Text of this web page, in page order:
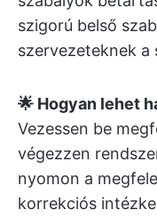
szigorú belső
szervezeteknek a
🌟 Hogyan lehet
Vezessen be
végezzen
nyomon a
korrekciós